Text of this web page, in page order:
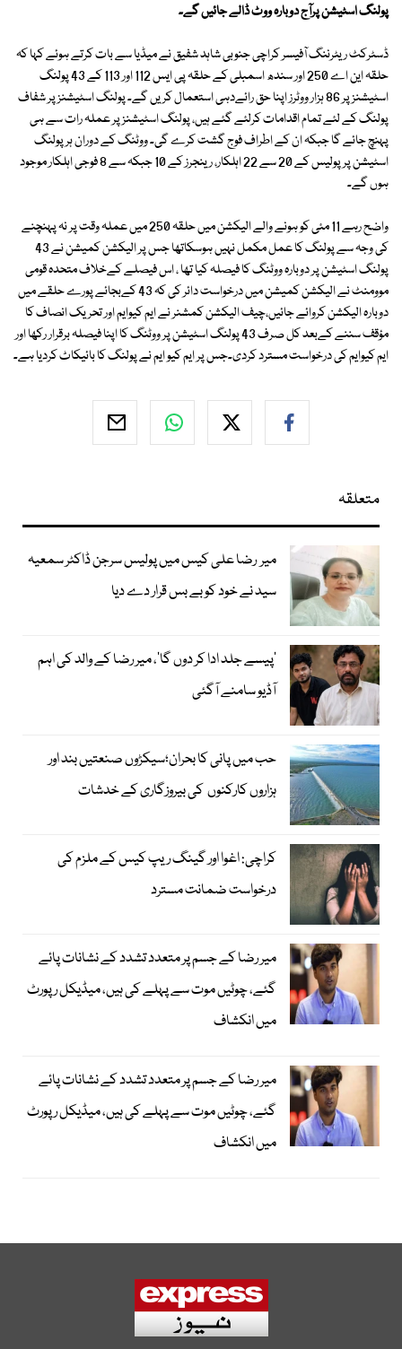
پولنگ اسٹیشن پرآج دوبارہ ووٹ ڈالے جائیں گے۔
ڈسٹرکٹ ریٹرننگ آفیسر کراچی جنوبی شاہد شفیق نے میڈیا سے بات کرتے ہوئے کہا کہ
حلقہ این اے 250 اور سندھ اسمبلی کے حلقہ پی ایس 112 اور 113 کے 43 پولنگ
اسٹیشنز پر 86 ہزار ووٹرز اپنا حق رائےدہی استعمال کریں گے۔ پولنگ اسٹیشنز پر شفاف
پولنگ کے لئے تمام اقدامات کرلئے گئے ہیں، پولنگ اسٹیشنز پر عملہ رات سے ہی
پہنچ جائے گا جبکہ ان کے اطراف فوج گشت کرے گی۔ ووٹنگ کے دوران ہر پولنگ
اسٹیشن پر پولیس کے 20 سے 22 اہلکار، رینجرز کے 10 جبکہ سے 8 فوجی اہلکار موجود
ہوں گے۔
واضح رہے 11 مئی کو ہونے والے الیکشن میں حلقہ 250 میں عملہ وقت پر نہ پہنچنے
کی وجہ سے پولنگ کا عمل مکمل نہیں ہوسکاتھا جس پر الیکشن کمیشن نے 43
پولنگ اسٹیشن پر دوبارہ ووٹنگ کا فیصلہ کیا تھا ، اس فیصلے کےخلاف متحدہ قومی
موومنٹ نے الیکشن کمیشن میں درخواست دائر کی کہ 43 کےبجائے پورے حلقے میں
دوبارہ الیکشن کروائے جائیں،چیف الیکشن کمشنر نے ایم کیوایم اور تحریک انصاف کا
مؤقف سننے کےبعد کل صرف 43 پولنگ اسٹیشن پر ووٹنگ کا اپنا فیصلہ برقرار رکھا اور
ایم کیوایم کی درخواست مسترد کردی۔جس پر ایم کیو ایم نے پولنگ کا بائیکاٹ کردیا ہے۔
متعلقہ
میر رضا علی کیس میں پولیس سرجن ڈاکٹر سمعیہ
سید نے خود کو بے بس قرار دے دیا
’پیسے جلد ادا کر دوں گا‘، میر رضا کے والد کی اہم
آڈیو سامنے آگئی
حب میں پانی کا بحران؛سیکڑوں صنعتیں بند اور
ہزاروں کارکنوں کی بیروزگاری کے خدشات
کراچی: اغوا اور گینگ ریپ کیس کے ملزم کی
درخواست ضمانت مسترد
میر رضا کے جسم پر متعدد تشدد کے نشانات پائے
گئے، چوٹیں موت سے پہلے کی ہیں، میڈیکل رپورٹ
میں انکشاف
میر رضا کے جسم پر متعدد تشدد کے نشانات پائے
گئے، چوٹیں موت سے پہلے کی ہیں، میڈیکل رپورٹ
میں انکشاف